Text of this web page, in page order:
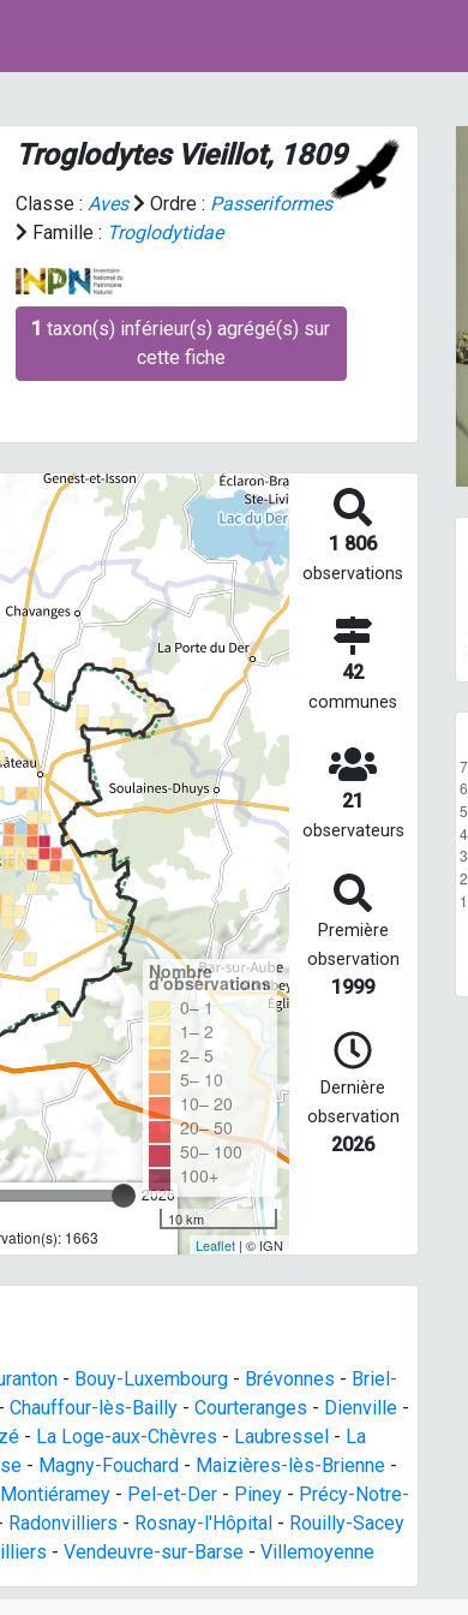
TroglodytesVieillot, 1809
Classe : Aves Ordre : Passeriformes
Famille : Troglodytidae
1taxon(s) inférieur(s) agrégé(s) sur
cette fiche
2026
1663
Nombre
d'observations
0– 1
1– 2
2– 5
5– 10
10– 20
20– 50
50– 100
100+
10 km
Leaflet| © IGN
1 806
observations
42
communes
21
observateurs
Première
observation
1999
Dernière
observation
2026
- Bouy-Luxembourg - Brévonnes - Briel-
Chauffour-lès-Bailly - Courteranges - Dienville -
- La Loge-aux-Chèvres - Laubressel - La
- Magny-Fouchard - Maizières-lès-Brienne -
Montiéramey - Pel-et-Der - Piney - Précy-Notre-
Radonvilliers - Rosnay-l'Hôpital - Rouilly-Sacey
- Vendeuvre-sur-Barse - Villemoyenne